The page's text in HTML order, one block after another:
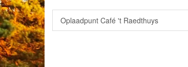
Oplaadpunt Café 't Raedthuys